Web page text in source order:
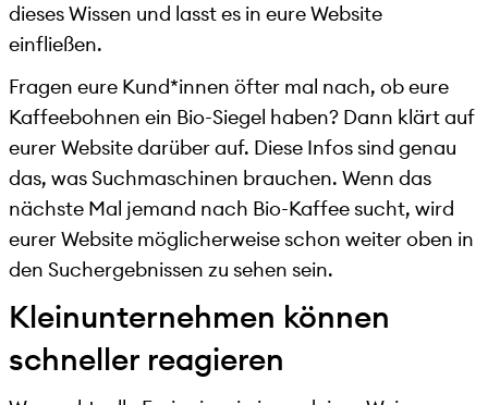
dieses Wissen und lasst es in eure Website
einfließen.
Fragen eure Kund*innen öfter mal nach, ob eure
Kaffeebohnen ein Bio-Siegel haben? Dann klärt auf
eurer Website darüber auf. Diese Infos sind genau
das, was Suchmaschinen brauchen. Wenn das
nächste Mal jemand nach Bio-Kaffee sucht, wird
eurer Website möglicherweise schon weiter oben in
den Suchergebnissen zu sehen sein.
Kleinunternehmen können
schneller reagieren